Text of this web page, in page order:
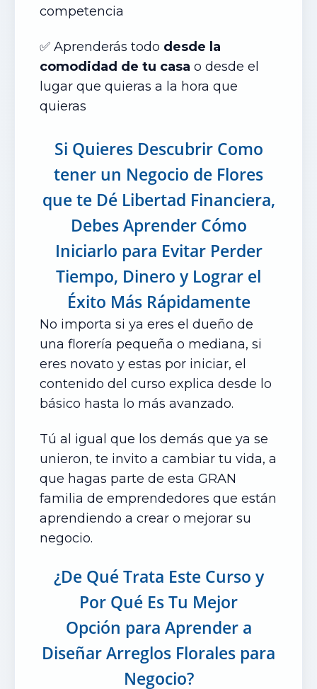
competencia
✅ Aprenderás todo desde la
comodidad de tu casa o desde el
lugar que quieras a la hora que
quieras
Si Quieres Descubrir Como
tener un Negocio de Flores
que te Dé Libertad Financiera,
Debes Aprender Cómo
Iniciarlo para Evitar Perder
Tiempo, Dinero y Lograr el
Éxito Más Rápidamente
No importa si ya eres el dueño de
una florería pequeña o mediana, si
eres novato y estas por iniciar, el
contenido del curso explica desde lo
básico hasta lo más avanzado.
Tú al igual que los demás que ya se
unieron, te invito a cambiar tu vida, a
que hagas parte de esta GRAN
familia de emprendedores que están
aprendiendo a crear o mejorar su
negocio.
¿De Qué Trata Este Curso y
Por Qué Es Tu Mejor
Opción para Aprender a
Diseñar Arreglos Florales para
Negocio?